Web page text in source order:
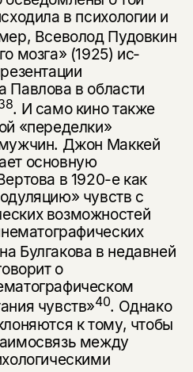
в психологии и
Всеволод Пудовкин
мозга» (1925) ис­
Павлова в области
. И само кино также
«пере­делки»
Джон Маккей
основную
в 1920-е как
чувств с
возможностей
Булгакова в недавней
о
чувств»40. Однако
к тому, чтобы
между